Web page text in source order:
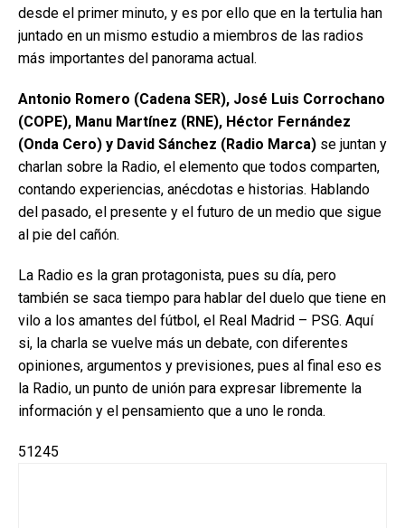
desde el primer minuto, y es por ello que en la tertulia han
juntado en un mismo estudio a miembros de las radios
más importantes del panorama actual.
Antonio Romero (Cadena SER), José Luis Corrochano
(COPE), Manu Martínez (RNE), Héctor Fernández
(Onda Cero) y David Sánchez (Radio Marca) se juntan y
charlan sobre la Radio, el elemento que todos comparten,
contando experiencias, anécdotas e historias. Hablando
del pasado, el presente y el futuro de un medio que sigue
al pie del cañón.
La Radio es la gran protagonista, pues su día, pero
también se saca tiempo para hablar del duelo que tiene en
vilo a los amantes del fútbol, el Real Madrid – PSG. Aquí
si, la charla se vuelve más un debate, con diferentes
opiniones, argumentos y previsiones, pues al final eso es
la Radio, un punto de unión para expresar libremente la
información y el pensamiento que a uno le ronda.
51245